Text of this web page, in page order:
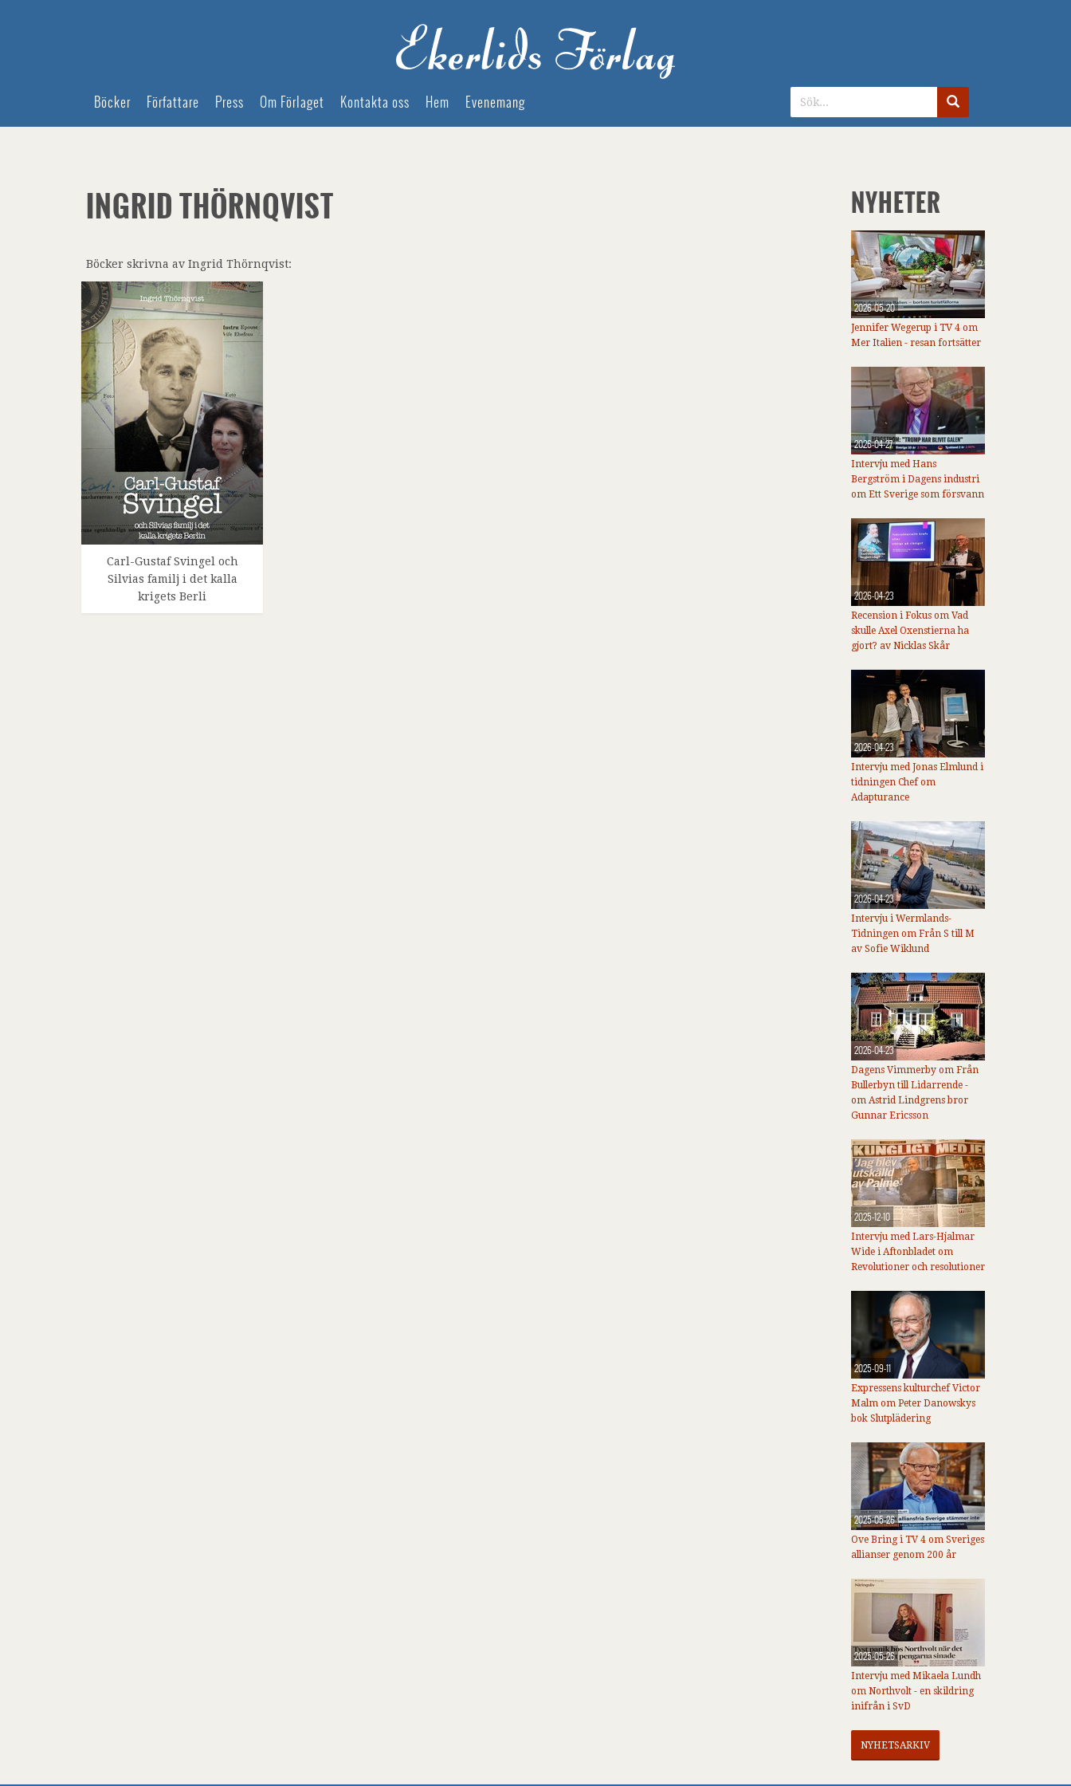
Böcker Författare Press Om Förlaget Kontakta oss Hem Evenemang
INGRID THÖRNQVIST
Böcker skrivna av Ingrid Thörnqvist:
Carl-Gustaf Svingel och
Silvias familj i det kalla
krigets Berli
NYHETER
2026-05-20
Jennifer Wegerup i TV 4 om
Mer Italien - resan fortsätter
2026-04-27
Intervju med Hans
Bergström i Dagens industri
om Ett Sverige som försvann
2026-04-23
Recension i Fokus om Vad
skulle Axel Oxenstierna ha
gjort? av Nicklas Skår
2026-04-23
Intervju med Jonas Elmlund i
tidningen Chef om
Adapturance
2026-04-23
Intervju i Wermlands-
Tidningen om Från S till M
av Sofie Wiklund
2026-04-23
Dagens Vimmerby om Från
Bullerbyn till Lidarrende -
om Astrid Lindgrens bror
Gunnar Ericsson
2025-12-10
Intervju med Lars-Hjalmar
Wide i Aftonbladet om
Revolutioner och resolutioner
2025-09-11
Expressens kulturchef Victor
Malm om Peter Danowskys
bok Slutplädering
2025-05-26
Ove Bring i TV 4 om Sveriges
allianser genom 200 år
2025-05-26
Intervju med Mikaela Lundh
om Northvolt - en skildring
inifrån i SvD
NYHETSARKIV